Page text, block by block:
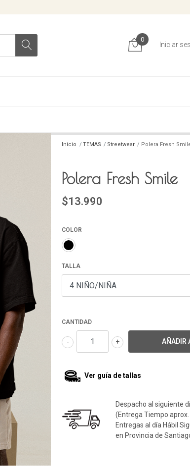
0
Iniciar
Inicio TEMAS Streetwear Polera Fresh
Polera Fresh Smile
$13.990
COLOR
TALLA
CANTIDAD
+
-
Ver guía de tallas
Despacho al siguiente
(Entrega Tiempo aprox.
Entregas al día Hábil
en Provincia de